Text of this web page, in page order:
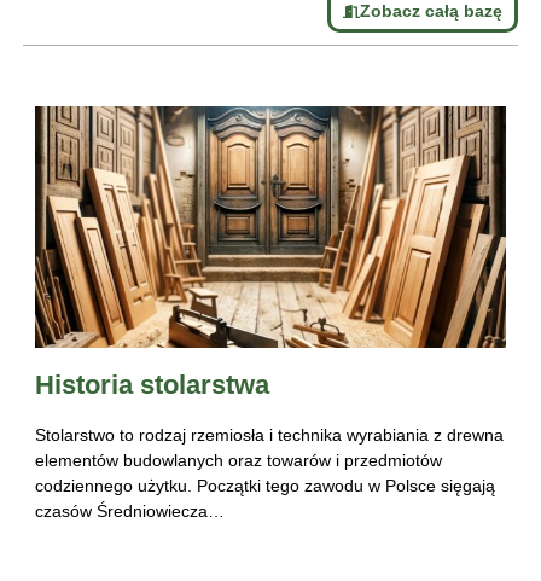
Zobacz całą bazę
Historia stolarstwa
Stolarstwo to rodzaj rzemiosła i technika wyrabiania z drewna
elementów budowlanych oraz towarów i przedmiotów
codziennego użytku. Początki tego zawodu w Polsce sięgają
czasów Średniowiecza…